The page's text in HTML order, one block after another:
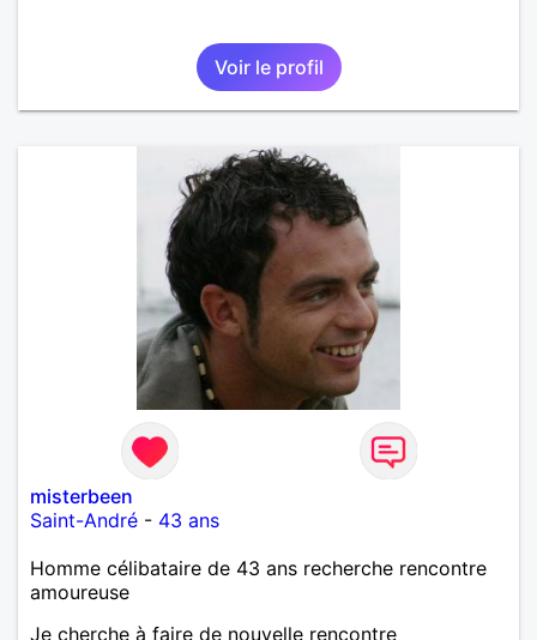
Voir le profil
misterbeen
Saint-André - 43 ans
Homme célibataire de 43 ans recherche rencontre
amoureuse
Je cherche à faire de nouvelle rencontre